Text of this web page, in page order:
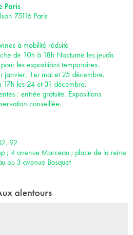
Paris
75116 Paris
à mobilité réduite
de 10h à 18h Nocturne les jeudis
les expositions temporaires.
janvier, 1er mai et 25 décembre.
17h les 24 et 31 décembre.
: entrée gratuite. Expositions
conseillée.
92
; 4 avenue Marceau ; place de la reine
ou 3 avenue Bosquet
alentours